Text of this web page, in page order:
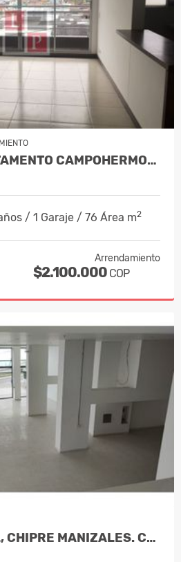
ALQUILER APARTAMENTO CAMPOHERMOSO…
/ 1 Garaje / 76 Área m2
Arrendamiento
$2.100.000 COP
ALQUILER LOCAL, CHIPRE MANIZALES. COD.…